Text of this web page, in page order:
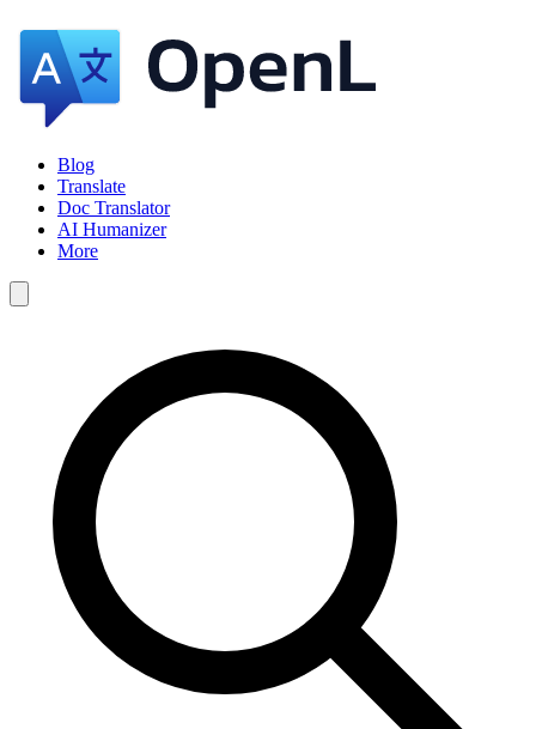
Blog
Translate
Doc Translator
AI Humanizer
More